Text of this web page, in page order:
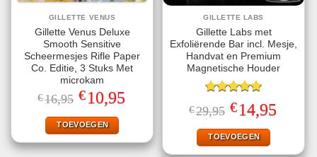
GILLETTE VENUS
Gillette Venus Deluxe
Smooth Sensitive
Scheermesjes Rifle Paper
Co. Editie, 3 Stuks Met
microkam
€16,95 Oorspronkelijke
prijs
was:
€16,95.
€10,95prijs
TOEVOEGEN
GILLETTE LABS
Gillette Labs met
Exfoliërende Bar incl. Mesje,
Handvat en Premium
Magnetische Houder
Gewaardeerd
5.00uit 5
€29,95 Oorspronkelijke
prijs
was:
€29,95.
€14,95prijs
TOEVOEGEN